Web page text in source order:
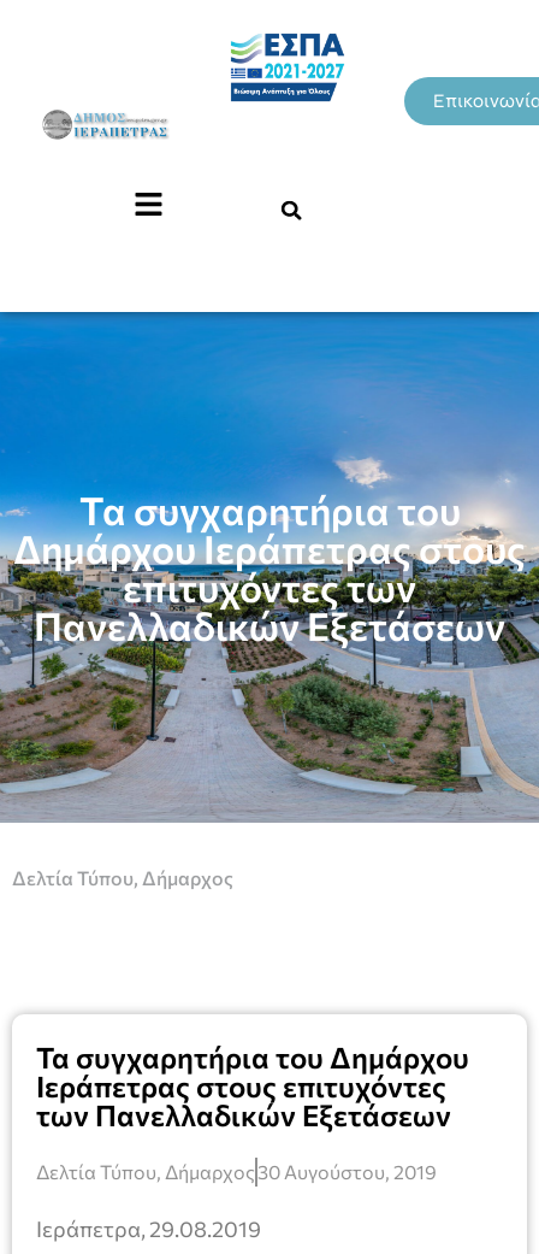
Τα συγχαρητήρια του
Δημάρχου Ιεράπετρας στους
επιτυχόντες των
Πανελλαδικών Εξετάσεων
Δελτία Τύπου Δήμαρχος
Τα συγχαρητήρια του Δημάρχου
Ιεράπετρας στους επιτυχόντες
των Πανελλαδικών Εξετάσεων
Δελτία Τύπου Δήμαρχος 30 Αυγούστου, 2019
Ιεράπετρα, 29.08.2019